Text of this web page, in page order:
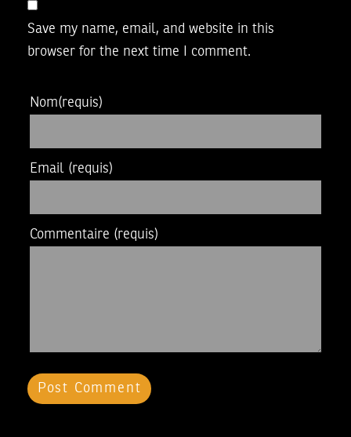
Save my name, email, and website in this
browser for the next time I comment.
Nom(requis)
Email (requis)
Commentaire (requis)